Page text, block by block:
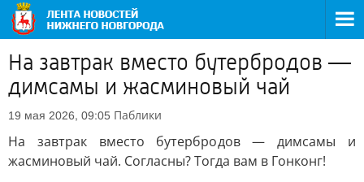
На завтрак вместо бутербродов —
димсамы и жасминовый чай
19 мая 2026, 09:05 Паблики
На завтрак вместо бутербродов — димсамы и
жасминовый чай. Согласны? Тогда вам в Гонконг!